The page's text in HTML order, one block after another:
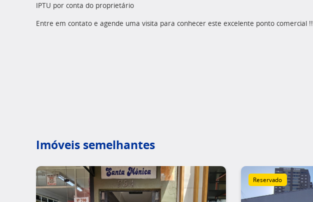
IPTU por conta do proprietário
Entre em contato e agende uma visita para conhecer este excelente ponto comercial !!
Imóveis semelhantes
Reservado